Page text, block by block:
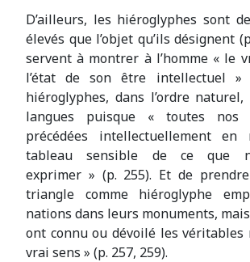
D’ailleurs, les hiéroglyphes sont
élevés que l’objet qu’ils désignent
servent à montrer à l’homme « le
l’état de son être intellectuel »
hiéroglyphes, dans l’ordre
langues puisque « toutes nos
précédées intellectuellement
tableau sensible de ce que
exprimer » (p. 255). Et de prendre
triangle comme hiéroglyphe
nations dans leurs monuments,
ont connu ou dévoilé les
vrai sens » (p. 257, 259).